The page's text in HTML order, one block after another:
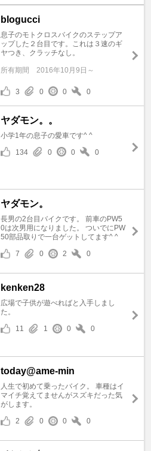
blogucci
息子のモトクロスバイクのステップア
ップした２台目です。これは３速のギ
ヤつき、クラッチなし。
所有期間 2016年10月9日～
3 0 0 0
ヤダモン。。
小学1年の息子の愛車です^ ^
134
0 0 0
ヤダモン。
長男の2台目バイクです。 前車のPW5
0は次男用になりました。 ついでにPW
50部品取りで一台ゲットしてます^ ^
7
0 2 0
kenken28
広場で子供が遊べればと入手しまし
た。
11
1 0 0
today@ame-min
人生で初めて乗ったバイク。 車種はイ
マイチ覚えてませんがスズキだった気
がします。
2
0 0 0